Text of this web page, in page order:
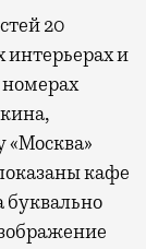
20
интерьерах и
«Москва»
кафе
буквально